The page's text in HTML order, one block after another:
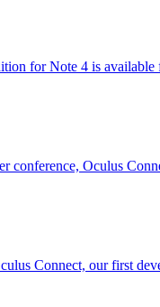
for Note 4 is available
conference, Oculus
Connect, our first